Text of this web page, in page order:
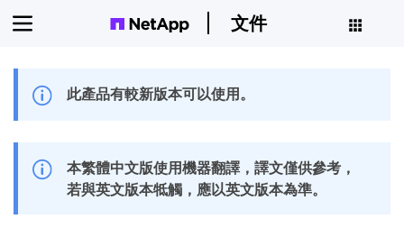
文件
此產品有較新版本可以使用。
本繁體中文版使用機器翻譯，譯文僅供參考，
若與英文版本牴觸，應以英文版本為準。